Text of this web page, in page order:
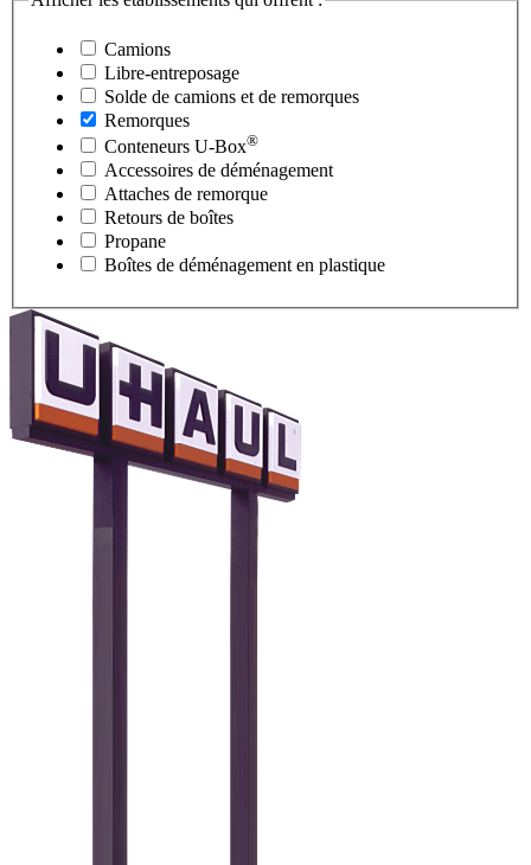
Camions
Libre-entreposage
Solde de camions et de remorques
Remorques
Conteneurs U-Box®
Accessoires de déménagement
Attaches de remorque
Retours de boîtes
Propane
Boîtes de déménagement en plastique